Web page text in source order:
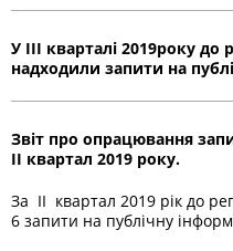
У ІІІ кварталі 2019року до
надходили запити на
Звіт про опрацювання
IІ квартал 2019 року.
За ІІ квартал 2019 рік до
6 запити на публічну